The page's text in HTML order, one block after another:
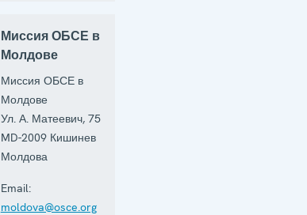
Миссия ОБСЕ в
Молдове
Миссия ОБСЕ в
Молдове
Ул. А. Матеевич, 75
MD-2009 Кишинев
Молдова
Email:
moldova@osce.org